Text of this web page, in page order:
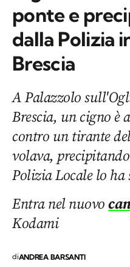
ponte e
dalla Polizia
Brescia
A Palazzolo
Brescia, un cigno è
contro un tirante
volava,
Polizia Locale lo ha
Entra nel nuovo
Kodami
diANDREA BARSANTI